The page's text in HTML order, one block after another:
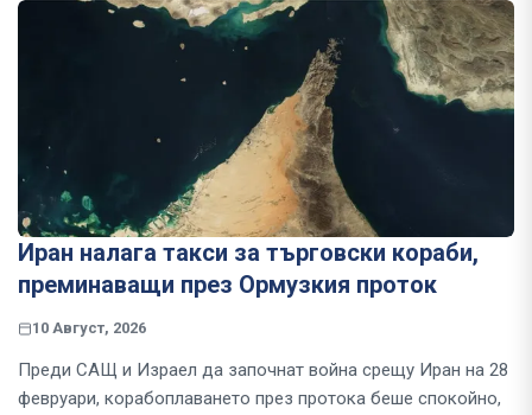
Иран налага такси за търговски кораби,
преминаващи през Ормузкия проток
10 Август, 2026
Преди САЩ и Израел да започнат война срещу Иран на 28
февруари, корабоплаването през протока беше спокойно,